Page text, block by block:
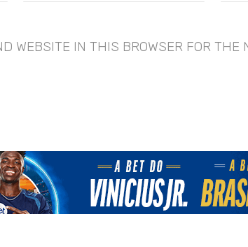
WEBSITE IN THIS BROWSER FOR THE